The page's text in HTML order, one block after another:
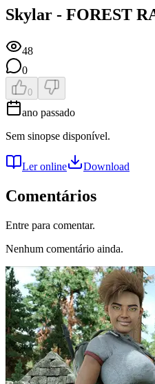
Skylar - FOREST
48
0
0
ano passado
Sem sinopse disponível.
Ler online Download
Comentários
Entre para comentar.
Nenhum comentário ainda.